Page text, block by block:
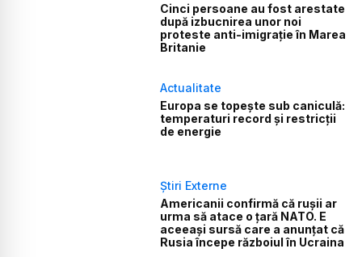
Cinci persoane au fost arestate
după izbucnirea unor noi
proteste anti-imigrație în Marea
Britanie
Actualitate
Europa se topește sub caniculă:
temperaturi record și restricții
de energie
Știri Externe
Americanii confirmă că rușii ar
urma să atace o țară NATO. E
aceeași sursă care a anunțat că
Rusia începe războiul în Ucraina